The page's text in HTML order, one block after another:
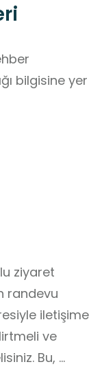
bilgisine yer
ziyaret
randevu
iletişime
ve
Bu,
ve